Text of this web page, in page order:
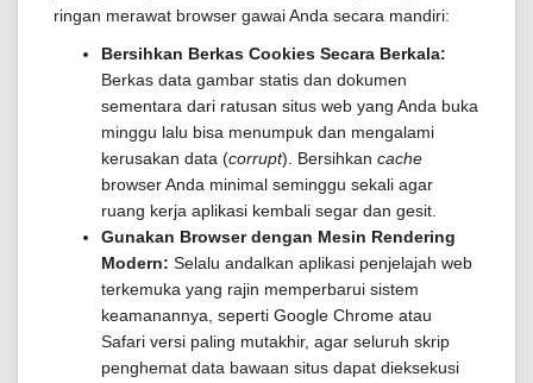
ringan merawat browser gawai Anda secara mandiri:
Bersihkan Berkas Cookies Secara Berkala:
Berkas data gambar statis dan dokumen
sementara dari ratusan situs web yang Anda buka
minggu lalu bisa menumpuk dan mengalami
kerusakan data (corrupt). Bersihkan cache
browser Anda minimal seminggu sekali agar
ruang kerja aplikasi kembali segar dan gesit.
Gunakan Browser dengan Mesin Rendering
Modern: Selalu andalkan aplikasi penjelajah web
terkemuka yang rajin memperbarui sistem
keamanannya, seperti Google Chrome atau
Safari versi paling mutakhir, agar seluruh skrip
penghemat data bawaan situs dapat dieksekusi